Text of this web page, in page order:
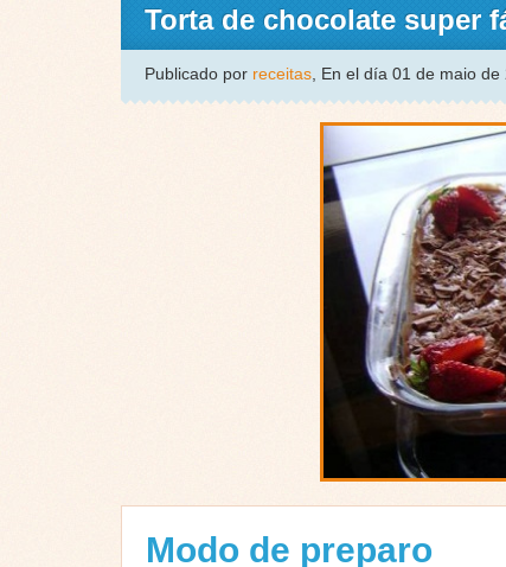
Torta de chocolate super
Publicado por receitas , En el día 01 de maio de
Modo de preparo